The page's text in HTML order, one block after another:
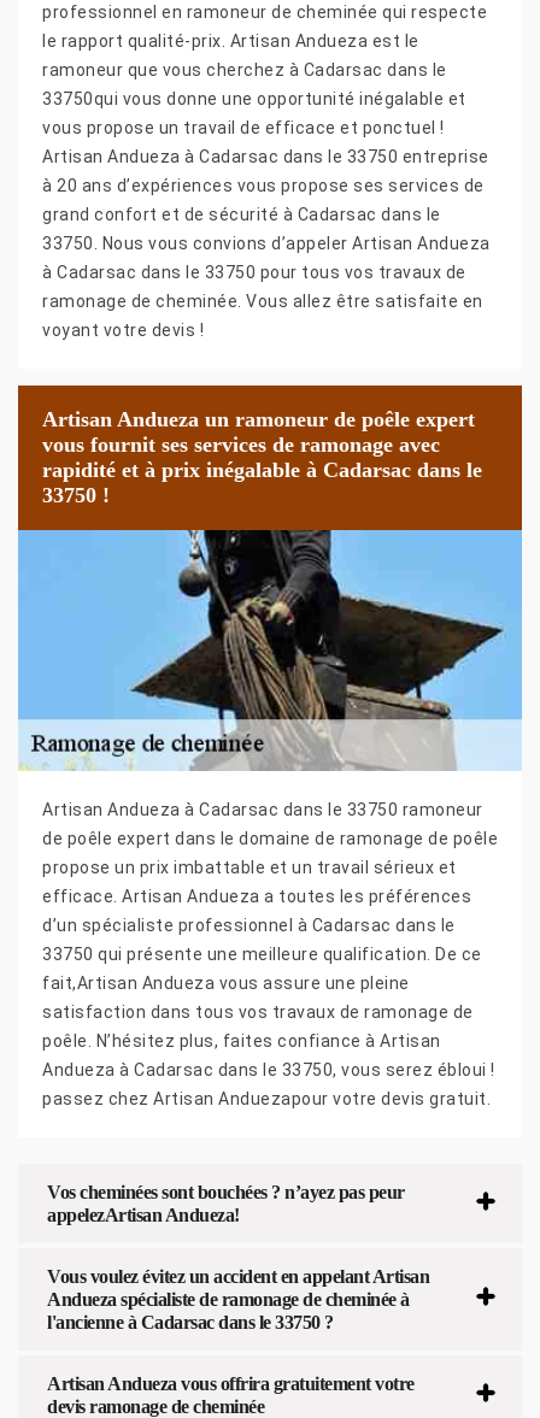
professionnel en ramoneur de cheminée qui respecte
le rapport qualité-prix. Artisan Andueza est le
ramoneur que vous cherchez à Cadarsac dans le
33750qui vous donne une opportunité inégalable et
vous propose un travail de efficace et ponctuel !
Artisan Andueza à Cadarsac dans le 33750 entreprise
à 20 ans d’expériences vous propose ses services de
grand confort et de sécurité à Cadarsac dans le
33750. Nous vous convions d’appeler Artisan Andueza
à Cadarsac dans le 33750 pour tous vos travaux de
ramonage de cheminée. Vous allez être satisfaite en
voyant votre devis !
Artisan Andueza un ramoneur de poêle expert
vous fournit ses services de ramonage avec
rapidité et à prix inégalable à Cadarsac dans le
33750 !
Artisan Andueza à Cadarsac dans le 33750 ramoneur
de poêle expert dans le domaine de ramonage de poêle
propose un prix imbattable et un travail sérieux et
efficace. Artisan Andueza a toutes les préférences
d’un spécialiste professionnel à Cadarsac dans le
33750 qui présente une meilleure qualification. De ce
fait,Artisan Andueza vous assure une pleine
satisfaction dans tous vos travaux de ramonage de
poêle. N’hésitez plus, faites confiance à Artisan
Andueza à Cadarsac dans le 33750, vous serez ébloui !
passez chez Artisan Anduezapour votre devis gratuit.
Vos cheminées sont bouchées ? n’ayez pas peur
appelezArtisan Andueza!
Vous voulez évitez un accident en appelant Artisan
Andueza spécialiste de ramonage de cheminée à
l'ancienne à Cadarsac dans le 33750 ?
Artisan Andueza vous offrira gratuitement votre
devis ramonage de cheminée